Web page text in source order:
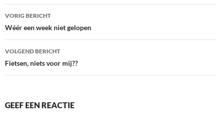
Bericht
navigatie
VORIG BERICHT
Wéér een week niet gelopen
VOLGEND BERICHT
Fietsen, niets voor mij??
GEEF EEN REACTIE